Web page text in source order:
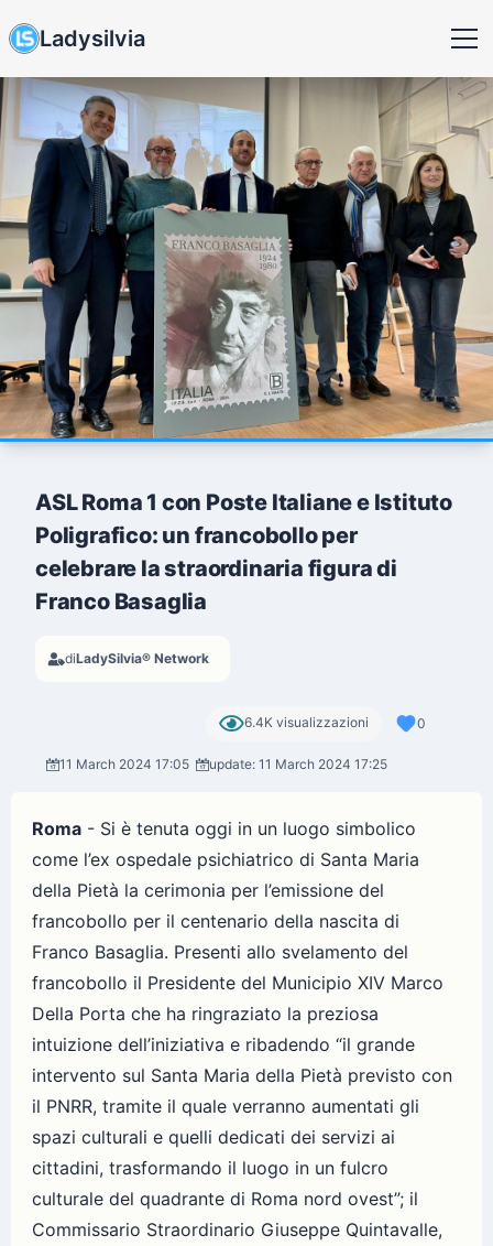
Ladysilvia
ASL Roma 1 con Poste Italiane e Istituto
Poligrafico: un francobollo per
celebrare la straordinaria figura di
Franco Basaglia
diLadySilvia® Network
6.4K visualizzazioni 0
11 March 2024 17:05 update: 11 March 2024 17:25
Roma - Si è tenuta oggi in un luogo simbolico
come l’ex ospedale psichiatrico di Santa Maria
della Pietà la cerimonia per l’emissione del
francobollo per il centenario della nascita di
Franco Basaglia. Presenti allo svelamento del
francobollo il Presidente del Municipio XIV Marco
Della Porta che ha ringraziato la preziosa
intuizione dell’iniziativa e ribadendo “il grande
intervento sul Santa Maria della Pietà previsto con
il PNRR, tramite il quale verranno aumentati gli
spazi culturali e quelli dedicati dei servizi ai
cittadini, trasformando il luogo in un fulcro
culturale del quadrante di Roma nord ovest”; il
Commissario Straordinario Giuseppe Quintavalle,